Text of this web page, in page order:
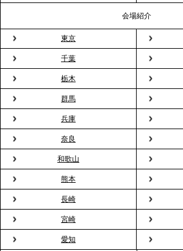
る、快適で新しいお花見体験
2026.3.5
プレスリリースのご案内｜「室内お花
用が前年比4倍に急増。オフィスに桜
の新定番
2026.2.13
プレスリリースのご案内｜オフィスが
バー」に！福利厚生・社内交流を格上
バーテンダー》サービスを開始
2026.1.26
プレスリリースのご案内｜もう「義理
まない。職場のバレンタインをケータ
厚生”化。採用にも効く新スタイルを提
会場紹介
東京
千葉
栃木
群馬
兵庫
奈良
和歌山
熊本
長崎
宮崎
愛知